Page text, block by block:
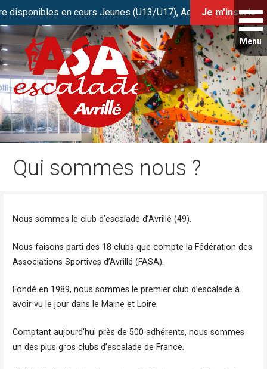
en cours Jeunes (U13/U17), Adultes et Stage
Je m'inscris
Passer
au
contenu
Club de grimpe FFME d’Avrillé / Angers
Qui sommes nous ?
Nous sommes le club d’escalade d’Avrillé (49).
Nous faisons parti des 18 clubs que compte la Fédération des
Associations Sportives d’Avrillé (FASA).
Fondé en 1989, nous sommes le premier club d’escalade à
avoir vu le jour dans le Maine et Loire.
Comptant aujourd’hui près de 500 adhérents, nous sommes
un des plus gros clubs d’escalade de France.